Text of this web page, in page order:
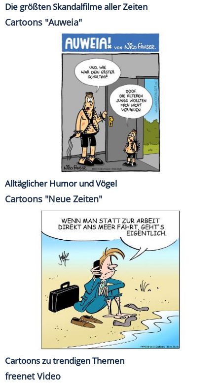
Die größten Skandalfilme aller Zeiten
Cartoons "Auweia"
Alltäglicher Humor und Vögel
Cartoons "Neue Zeiten"
Cartoons zu trendigen Themen
freenet Video